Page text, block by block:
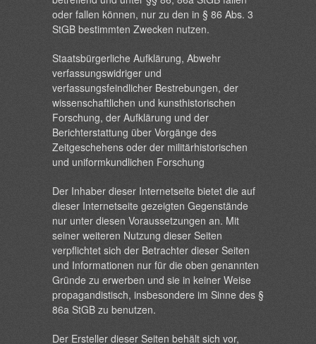
oder fallen können, nur zu den in § 86 Abs. 3
StGB bestimmten Zwecken nutzen.
Staatsbürgerliche Aufklärung, Abwehr
verfassungswidriger und
verfassungsfeindlicher Bestrebungen, der
wissenschaftlichen und kunsthistorischen
Forschung, der Aufklärung und der
Berichterstattung über Vorgänge des
Zeitgeschehens oder der militärhistorischen
und uniformkundlichen Forschung
Der Inhaber dieser Internetseite bietet die auf
dieser Internetseite gezeigten Gegenstände
nur unter diesen Voraussetzungen an. Mit
seiner weiteren Nutzung dieser Seiten
verpflichtet sich der Betrachter dieser Seiten
und Informationen nur für die oben genannten
Gründe zu erwerben und sie in keiner Weise
propagandistisch, insbesondere im Sinne des §
86a StGB zu benutzen.
Der Ersteller dieser Seiten behält sich vor,